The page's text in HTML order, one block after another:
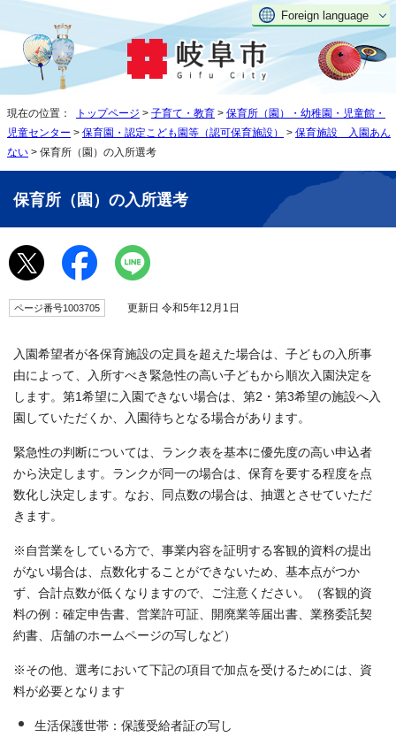
Foreign language
現在の位置： トップページ > 子育て・教育 > 保育所（園）・幼稚園・児童館・
児童センター > 保育園・認定こども園等（認可保育施設） > 保育施設 入園あん
ない > 保育所（園）の入所選考
保育所（園）の入所選考
ページ番号1003705 更新日 令和5年12月1日
入園希望者が各保育施設の定員を超えた場合は、子どもの入所事
由によって、入所すべき緊急性の高い子どもから順次入園決定を
します。第1希望に入園できない場合は、第2・第3希望の施設へ入
園していただくか、入園待ちとなる場合があります。
緊急性の判断については、ランク表を基本に優先度の高い申込者
から決定します。ランクが同一の場合は、保育を要する程度を点
数化し決定します。なお、同点数の場合は、抽選とさせていただ
きます。
※自営業をしている方で、事業内容を証明する客観的資料の提出
がない場合は、点数化することができないため、基本点がつか
ず、合計点数が低くなりますので、ご注意ください。（客観的資
料の例：確定申告書、営業許可証、開廃業等届出書、業務委託契
約書、店舗のホームページの写しなど）
※その他、選考において下記の項目で加点を受けるためには、資
料が必要となります
生活保護世帯：保護受給者証の写し